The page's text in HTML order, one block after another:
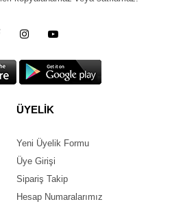
ÜYELİK
Yeni Üyelik Formu
Üye Girişi
Sipariş Takip
Hesap Numaralarımız